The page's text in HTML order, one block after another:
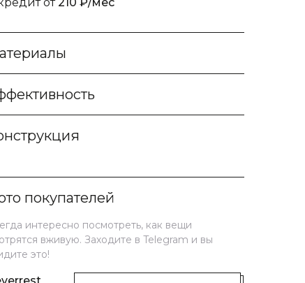
покупателей
интересно посмотреть, как вещи
вживую. Заходите в Telegram и вы
это!